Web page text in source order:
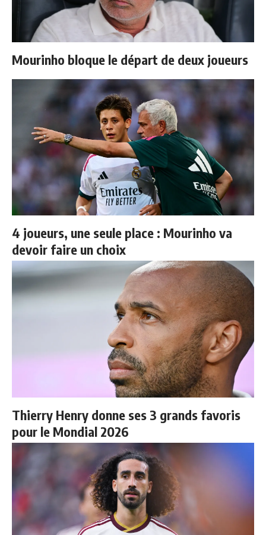
Mourinho bloque le départ de deux joueurs
4 joueurs, une seule place : Mourinho va
devoir faire un choix
Thierry Henry donne ses 3 grands favoris
pour le Mondial 2026